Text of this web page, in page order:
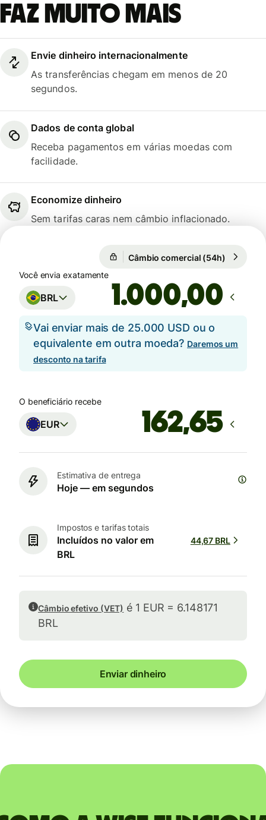
faz muito mais
Envie dinheiro internacionalmente
As transferências chegam em menos de 20
segundos.
Dados de conta global
Receba pagamentos em várias moedas com
facilidade.
Economize dinheiro
Sem tarifas caras nem câmbio inflacionado.
Câmbio comercial (54h)
Você envia exatamente
BRL ,00
Vai enviar mais de 25.000 USD ou o
equivalente em outra moeda? Daremos um
desconto na tarifa
O beneficiário recebe
EUR
Estimativa de entrega
Hoje — em segundos
Impostos e tarifas totais
Incluídos no valor em
BRL
44,67 BRL
Câmbio efetivo (VET) é 1 EUR = 6.148171
BRL
Enviar dinheiro